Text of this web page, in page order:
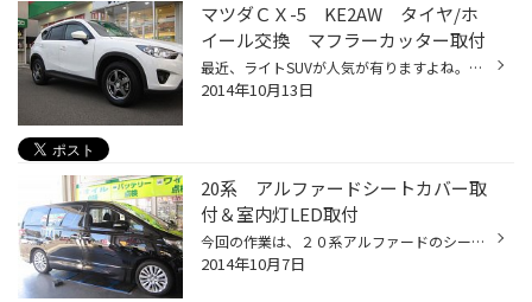
マツダＣＸ-5 KE2AW タイヤ/ホ
イール交換 マフラーカッター取付
最近、ライトSUVが人気が有りますよね。色々なメーカーさんから新しい車が発売されていますが、今回のCX-5も例に漏れず人気が有りますね。 今回のお客様は、新車に乗換らえるとの事でスタッドレスタイヤ御購入と同時に夏タイヤ用にカッコ良く、軽いホイールでお選びして頂き決まったホイールが ス...
2014年10月13日
20系 アルファードシートカバー取
付＆室内灯LED取付
今回の作業は、２０系アルファードのシートカバーとシートヒーターに室内の照明をＬＥＤに交換。 シートカバーは信頼のスパイシーチューンを選択。そのシートカバーにシートヒーターも取付させていただきました。室内の照明には最近は車種セットで販売しているワールドウィンのＬＥＤキットで交換さ...
2014年10月7日